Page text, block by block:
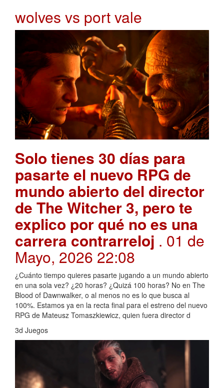
wolves vs port vale
Solo tienes 30 días para
pasarte el nuevo RPG de
mundo abierto del director
de The Witcher 3, pero te
explico por qué no es una
carrera contrarreloj . 01 de
Mayo, 2026 22:08
¿Cuánto tiempo quieres pasarte jugando a un mundo abierto
en una sola vez? ¿20 horas? ¿Quizá 100 horas? No en The
Blood of Dawnwalker, o al menos no es lo que busca al
100%. Estamos ya en la recta final para el estreno del nuevo
RPG de Mateusz Tomaszkiewicz, quien fuera director d
3d Juegos